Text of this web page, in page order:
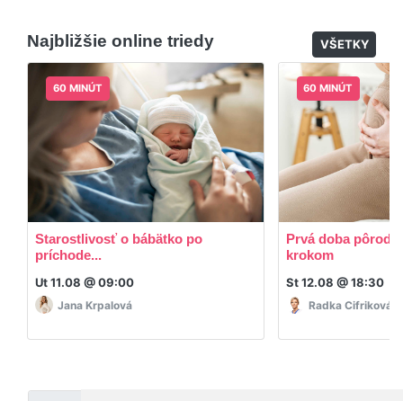
dispozícií.
Najbližšie online triedy VŠETKY
60 MINÚT
Starostlivosť o bábätko po
príchode...
Ut 11.08 @ 09:00
Jana Krpalová
60 MINÚT
Prvá doba
krokom
St 12.08 @ 18:30
Radka Cifriková